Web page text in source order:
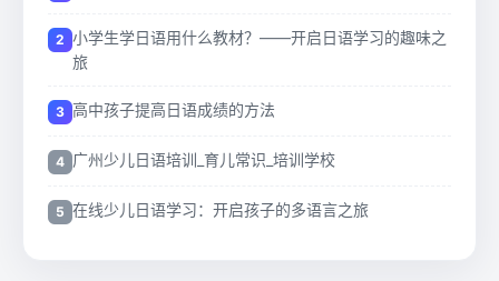
小学生学日语用什么教材？——开启日语学习的趣味之
旅
高中孩子提高日语成绩的方法
广州少儿日语培训_育儿常识_培训学校
在线少儿日语学习：开启孩子的多语言之旅